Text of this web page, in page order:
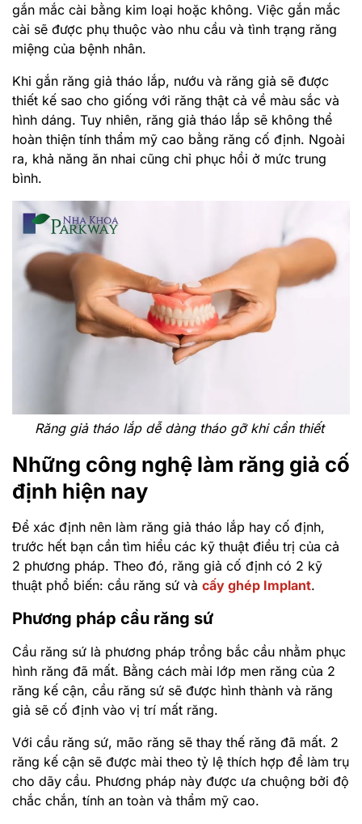
gắn mắc cài bằng kim loại hoặc không. Việc gắn mắc
cài sẽ được phụ thuộc vào nhu cầu và tình trạng răng
miệng của bệnh nhân.
Khi gắn răng giả tháo lắp, nướu và răng giả sẽ được
thiết kế sao cho giống với răng thật cả về màu sắc và
hình dáng. Tuy nhiên, răng giả tháo lắp sẽ không thể
hoàn thiện tính thẩm mỹ cao bằng răng cố định. Ngoài
ra, khả năng ăn nhai cũng chỉ phục hồi ở mức trung
bình.
Răng giả tháo lắp dễ dàng tháo gỡ khi cần thiết
Những công nghệ làm răng giả cố
định hiện nay
Để xác định nên làm răng giả tháo lắp hay cố định,
trước hết bạn cần tìm hiểu các kỹ thuật điều trị của cả
2 phương pháp. Theo đó, răng giả cố định có 2 kỹ
thuật phổ biến: cầu răng sứ và cấy ghép Implant.
Phương pháp cầu răng sứ
Cầu răng sứ là phương pháp trồng bắc cầu nhằm phục
hình răng đã mất. Bằng cách mài lớp men răng của 2
răng kế cận, cầu răng sứ sẽ được hình thành và răng
giả sẽ cố định vào vị trí mất răng.
Với cầu răng sứ, mão răng sẽ thay thế răng đã mất. 2
răng kế cận sẽ được mài theo tỷ lệ thích hợp để làm trụ
cho dãy cầu. Phương pháp này được ưa chuộng bởi độ
chắc chắn, tính an toàn và thẩm mỹ cao.